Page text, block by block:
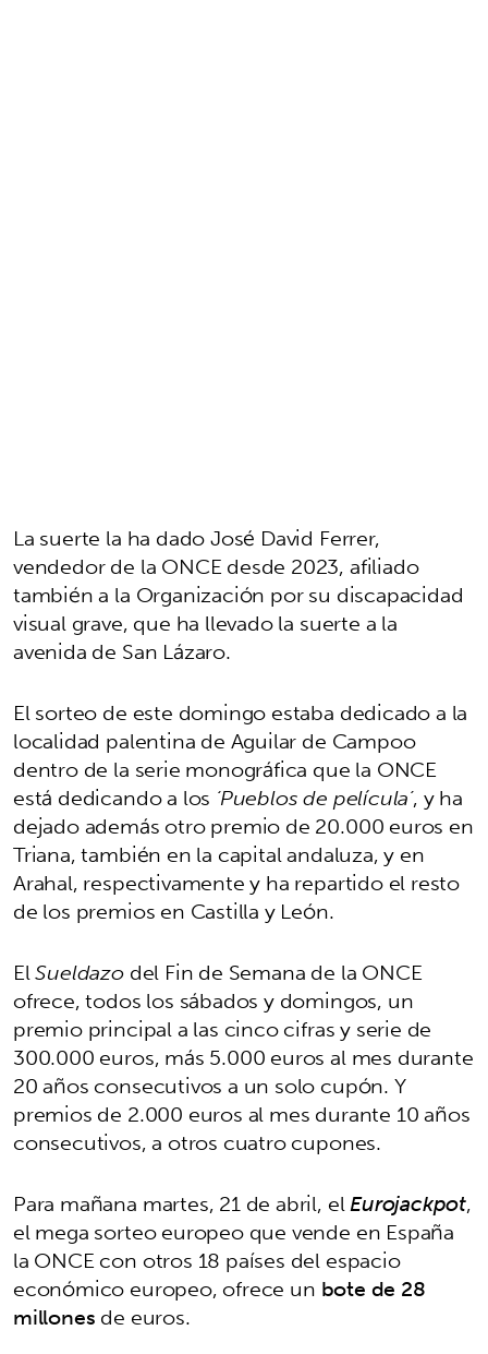
La suerte la ha dado José David Ferrer,
vendedor de la ONCE desde 2023, afiliado
también a la Organización por su discapacidad
visual grave, que ha llevado la suerte a la
avenida de San Lázaro.
El sorteo de este domingo estaba dedicado a la
localidad palentina de Aguilar de Campoo
dentro de la serie monográfica que la ONCE
está dedicando a los ‘Pueblos de película’, y ha
dejado además otro premio de 20.000 euros en
Triana, también en la capital andaluza, y en
Arahal, respectivamente y ha repartido el resto
de los premios en Castilla y León.
ElSueldazodel Fin de Semana de la ONCE
ofrece, todos los sábados y domingos, un
premio principal a las cinco cifras y serie de
300.000 euros, más 5.000 euros al mes durante
20 años consecutivos a un solo cupón. Y
premios de 2.000 euros al mes durante 10 años
consecutivos, a otros cuatro cupones.
Para mañana martes, 21 de abril, elEurojackpot,
el mega sorteo europeo que vende en España
la ONCE con otros 18 países del espacio
económico europeo, ofrece un bote de 28
millonesde euros.